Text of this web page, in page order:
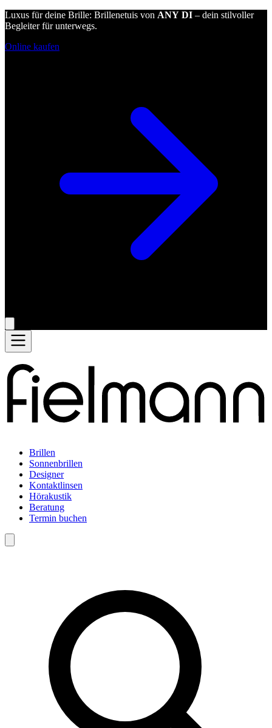
Luxus für deine Brille: Brillenetuis von ANY DI – dein stilvoller
Begleiter für unterwegs.
Online kaufen
Brillen
Sonnenbrillen
Designer
Kontaktlinsen
Hörakustik
Beratung
Termin buchen